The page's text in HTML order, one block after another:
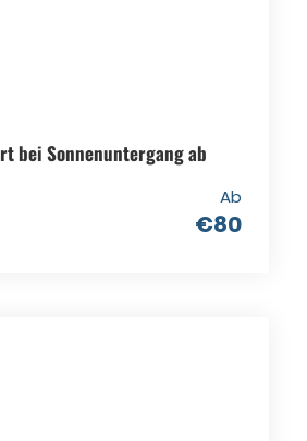
bei Sonnenuntergang ab
Ab
€80